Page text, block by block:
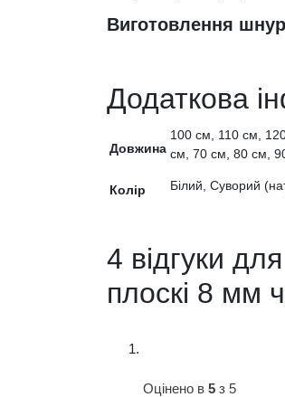
Виготовлення
Додаткова
Довжина
100 см, 110 см,
см, 70 см, 80 см,
Колір Білий, Суворий
4 відгуки для
плоскі 8 мм
Оцінено в 5 з 5